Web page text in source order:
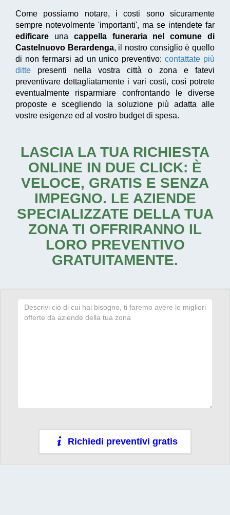
Come possiamo notare, i costi sono sicuramente
sempre notevolmente 'importanti', ma se intendete far
edificare una cappella funeraria nel comune di
Castelnuovo Berardenga, il nostro consiglio è quello
di non fermarsi ad un unico preventivo:contattate più
ditte presenti nella vostra città o zona e fatevi
preventivare dettagliatamente i vari costi, così potrete
eventualmente risparmiare confrontando le diverse
proposte e scegliendo la soluzione più adatta alle
vostre esigenze ed al vostro budget di spesa.
LASCIA LA TUA RICHIESTA
ONLINE IN DUE CLICK: È
VELOCE, GRATIS E SENZA
IMPEGNO. LE AZIENDE
SPECIALIZZATE DELLA TUA
ZONA TI OFFRIRANNO IL
LORO PREVENTIVO
GRATUITAMENTE.
Richiedi preventivi gratis